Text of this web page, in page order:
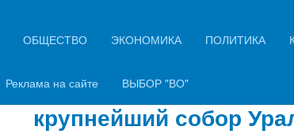
ОБЩЕСТВО ЭКОНОМИКА ПОЛИТИКА
Реклама на сайте ВЫБОР "ВО"
Южноуральский
Губернатор Михаил
крупнейший собор